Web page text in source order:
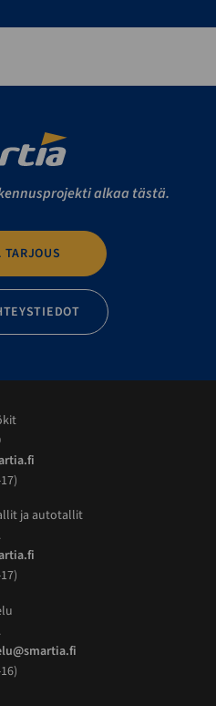
alkaa tästä.
TARJOUS
ja autotallit